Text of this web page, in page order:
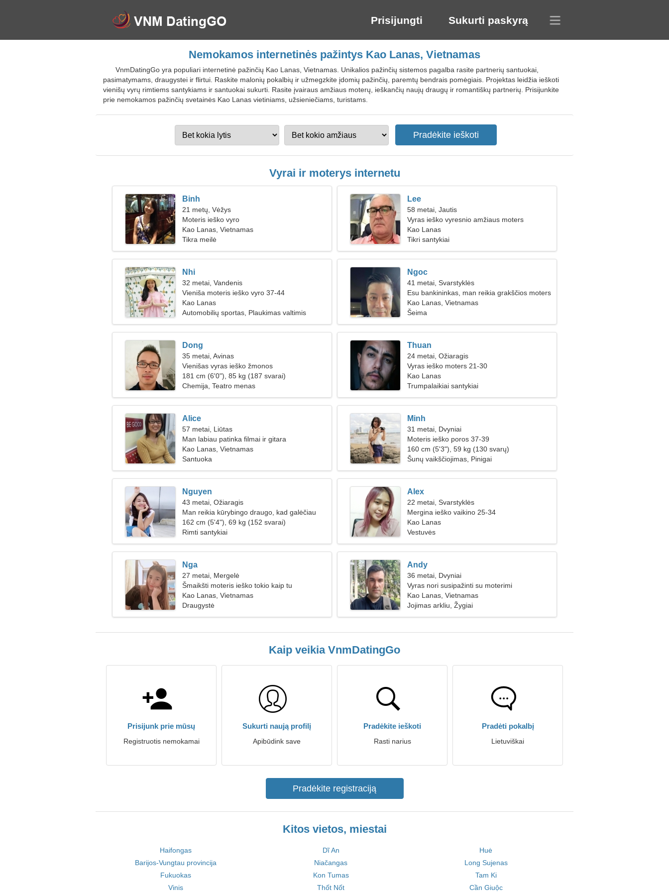
Prisijungti Sukurti paskyrą
Nemokamos internetinės pažintys Kao Lanas, Vietnamas
VnmDatingGo yra populiari internetinė pažinčių Kao Lanas, Vietnamas. Unikalios pažinčių sistemos pagalba rasite partnerių santuokai,
pasimatymams, draugystei ir flirtui. Raskite malonių pokalbių ir užmegzkite įdomių pažinčių, paremtų bendrais pomėgiais. Projektas leidžia ieškoti
vienišų vyrų rimtiems santykiams ir santuokai sukurti. Rasite įvairaus amžiaus moterų, ieškančių naujų draugų ir romantiškų partnerių. Prisijunkite
prie nemokamos pažinčių svetainės Kao Lanas vietiniams, užsieniečiams, turistams.
Vyrai ir moterys internetu
Binh
21 metų, Vėžys
Moteris ieško vyro
Kao Lanas, Vietnamas
Tikra meilė
Lee
58 metai, Jautis
Vyras ieško vyresnio amžiaus moters
Kao Lanas
Tikri santykiai
Nhi
32 metai, Vandenis
Vieniša moteris ieško vyro 37-44
Kao Lanas
Automobilių sportas, Plaukimas valtimis
Ngoc
41 metai, Svarstyklės
Esu bankininkas, man reikia grakščios moters
Kao Lanas, Vietnamas
Šeima
Dong
35 metai, Avinas
Vienišas vyras ieško žmonos
181 cm (6'0"), 85 kg (187 svarai)
Chemija, Teatro menas
Thuan
24 metai, Ožiaragis
Vyras ieško moters 21-30
Kao Lanas
Trumpalaikiai santykiai
Alice
57 metai, Liūtas
Man labiau patinka filmai ir gitara
Kao Lanas, Vietnamas
Santuoka
Minh
31 metai, Dvyniai
Moteris ieško poros 37-39
160 cm (5'3"), 59 kg (130 svarų)
Šunų vaikščiojimas, Pinigai
Nguyen
43 metai, Ožiaragis
Man reikia kūrybingo draugo, kad galėčiau
šokti kartu
162 cm (5'4"), 69 kg (152 svarai)
Rimti santykiai
Alex
22 metai, Svarstyklės
Mergina ieško vaikino 25-34
Kao Lanas
Vestuvės
Nga
27 metai, Mergelė
Šmaikšti moteris ieško tokio kaip tu
Kao Lanas, Vietnamas
Draugystė
Andy
36 metai, Dvyniai
Vyras nori susipažinti su moterimi
Kao Lanas, Vietnamas
Jojimas arkliu, Žygiai
Kaip veikia VnmDatingGo
Prisijunk prie mūsų
Registruotis nemokamai
Sukurti naują profilį
Apibūdink save
Pradėkite ieškoti
Rasti narius
Pradėti pokalbį
Lietuviškai
Pradėkite registraciją
Kitos vietos, miestai
Haifongas Dĩ An
Huė
Barijos-Vungtau provincija
Niačangas
Long Sujenas
Fukuokas
Kon Tumas
Tam Ki
Vinis
Thốt Nốt Cần Giuộc